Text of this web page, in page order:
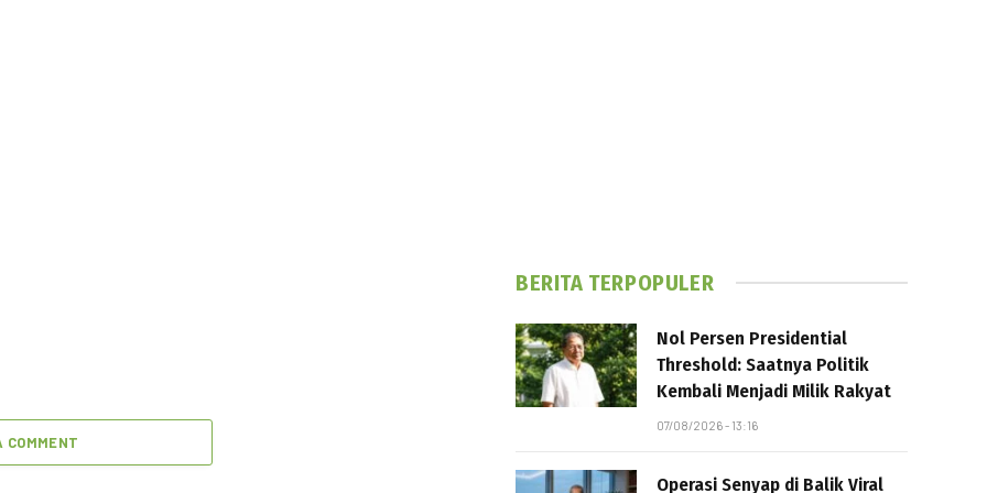
COMMENT
BERITA TERPOPULER
Nol Persen Presidential
Threshold: Saatnya Politik
Kembali Menjadi Milik Rakyat
07/08/2026 - 13:16
Operasi Senyap di Balik Viral